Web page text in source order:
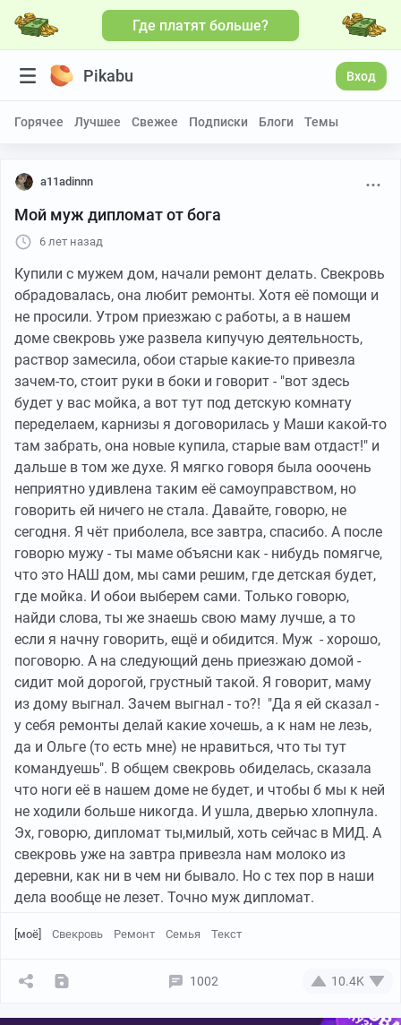
Где платят больше?
Pikabu Вход
Горячее Лучшее Свежее Подписки Блоги Темы
a11adinnn
Мой муж дипломат от бога
6 лет назад
Купили с мужем дом, начали ремонт делать. Свекровь
обрадовалась, она любит ремонты. Хотя её помощи и
не просили. Утром приезжаю с работы, а в нашем
доме свекровь уже развела кипучую деятельность,
раствор замесила, обои старые какие-то привезла
зачем-то, стоит руки в боки и говорит - "вот здесь
будет у вас мойка, а вот тут под детскую комнату
переделаем, карнизы я договорилась у Маши какой-то
там забрать, она новые купила, старые вам отдаст!" и
дальше в том же духе. Я мягко говоря была ооочень
неприятно удивлена таким её самоуправством, но
говорить ей ничего не стала. Давайте, говорю, не
сегодня. Я чёт приболела, все завтра, спасибо. А после
говорю мужу - ты маме объясни как - нибудь помягче,
что это НАШ дом, мы сами решим, где детская будет,
где мойка. И обои выберем сами. Только говорю,
найди слова, ты же знаешь свою маму лучше, а то
если я начну говорить, ещё и обидится. Муж - хорошо,
поговорю. А на следующий день приезжаю домой -
сидит мой дорогой, грустный такой. Я говорит, маму
из дому выгнал. Зачем выгнал - то?! "Да я ей сказал -
у себя ремонты делай какие хочешь, а к нам не лезь,
да и Ольге (то есть мне) не нравиться, что ты тут
командуешь". В общем свекровь обиделась, сказала
что ноги её в нашем доме не будет, и чтобы б мы к ней
не ходили больше никогда. И ушла, дверью хлопнула.
Эх, говорю, дипломат ты,милый, хоть сейчас в МИД. А
свекровь уже на завтра привезла нам молоко из
деревни, как ни в чем ни бывало. Но с тех пор в наши
дела вообще не лезет. Точно муж дипломат.
[моё] Свекровь Ремонт Семья Текст
1002 10.4K